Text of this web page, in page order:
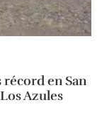
en San
Azules